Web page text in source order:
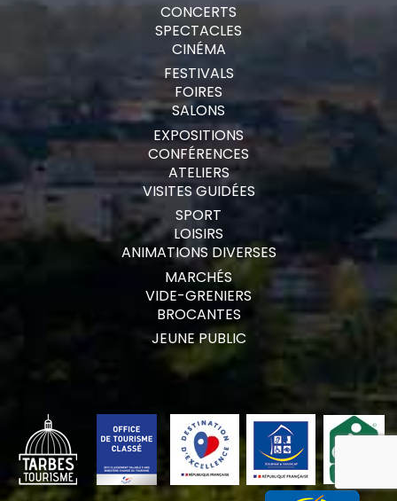
CONCERTS
SPECTACLES
CINÉMA
FESTIVALS
FOIRES
SALONS
EXPOSITIONS
CONFÉRENCES
ATELIERS
VISITES GUIDÉES
SPORT
LOISIRS
ANIMATIONS DIVERSES
MARCHÉS
VIDE-GRENIERS
BROCANTES
JEUNE PUBLIC